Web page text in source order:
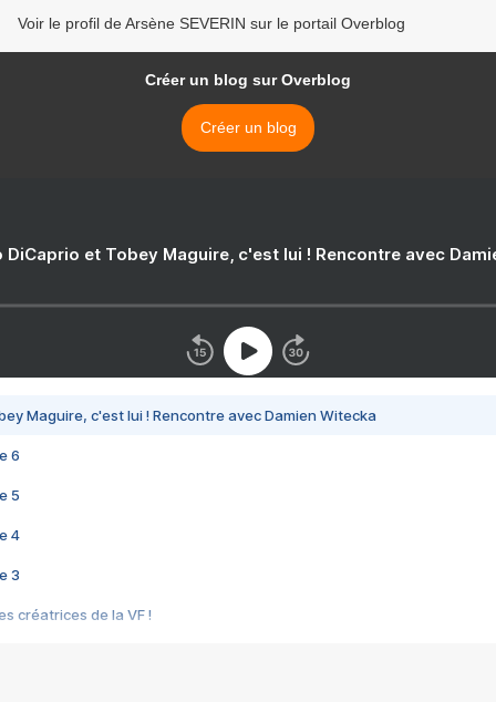
Voir le profil de Arsène SEVERIN sur le portail Overblog
Créer un blog sur Overblog
Créer un blog
DiCaprio et Tobey Maguire, c'est lui ! Rencontre avec
Maguire, c'est lui ! Rencontre avec Damien Witecka
6
5
4
3
créatrices de la VF !